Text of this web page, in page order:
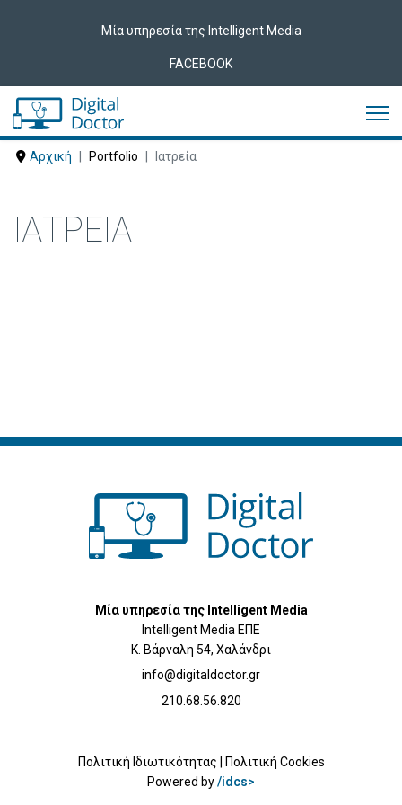
Μία υπηρεσία της Intelligent Media
FACEBOOK
Αρχική Portfolio Ιατρεία
ΙΑΤΡΕΊΑ
Μία υπηρεσία της Intelligent Media
Intelligent Media ΕΠΕ
Κ. Βάρναλη 54, Χαλάνδρι
info@digitaldoctor.gr
210.68.56.820
Πολιτική Ιδιωτικότητας | Πολιτική Cookies
Powered by/idcs>